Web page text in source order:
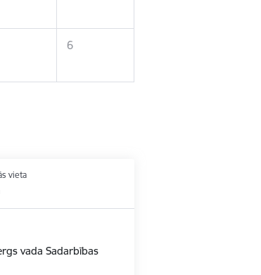
6
vieta
vada Sadarbības